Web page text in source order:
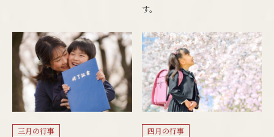
す。
三月の行事 四月の行事